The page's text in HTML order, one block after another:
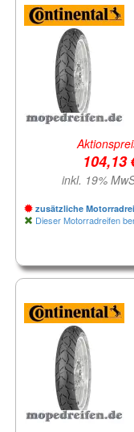
inkl. 19%
zusätzliche
Dieser Motorradreifen